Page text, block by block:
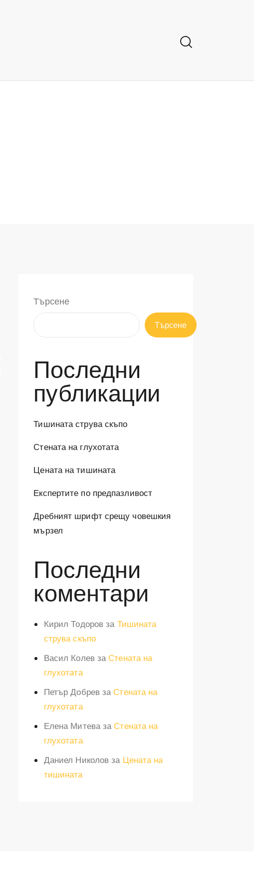
Търсене
Търсене
Последни
публикации
Тишината струва скъпо
Стената на глухотата
Цената на тишината
Експертите по предпазливост
Дребният шрифт срещу човешкия
мързел
Последни
коментари
Кирил Тодоров за Тишината
струва скъпо
Васил Колевза Стената на
глухотата
Петър Добревза Стената на
глухотата
Елена Митеваза Стената на
глухотата
Даниел Николов за Цената на
тишината